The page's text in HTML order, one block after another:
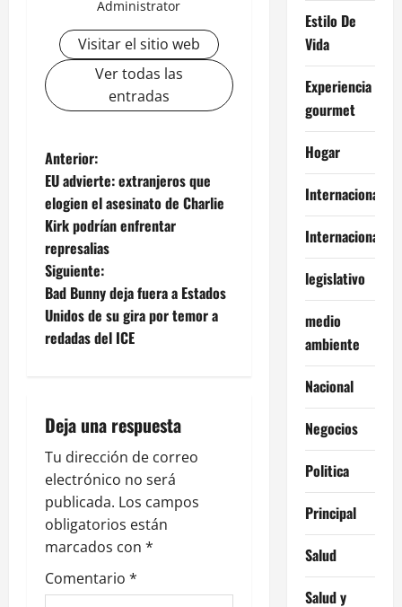
Administrator
Visitar el sitio web
Ver todas las
entradas
N
a
v
e
g
a
i
ó
n
d
e
Anterior:
EU advierte: extranjeros que
elogien el asesinato de Charlie
Kirk podrían enfrentar
represalias
Siguiente:
Bad Bunny deja fuera a Estados
Unidos de su gira por temor a
redadas del ICE
Deja una respuesta
Tu dirección de correo
electrónico no será
publicada. Los campos
obligatorios están
marcados con *
Comentario *
Estilo De
Vida
Experiencia
gourmet
Hogar
Internacional
Internacionales
legislativo
medio
ambiente
Nacional
Negocios
Politica
Principal
Salud
Salud y